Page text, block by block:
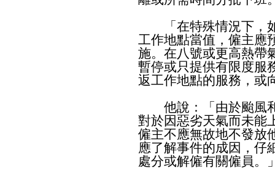
「在特殊情況下，如
工作地點當值，僱主應
施。在八號或更高熱帶
暫停或只提供有限度服
返工作地點的服務，或
他說：「由於颱風和
對於因惡劣天氣而未能
僱主不應無故地不發放
應了解事件的成因，仔
處分或解僱有關僱員。